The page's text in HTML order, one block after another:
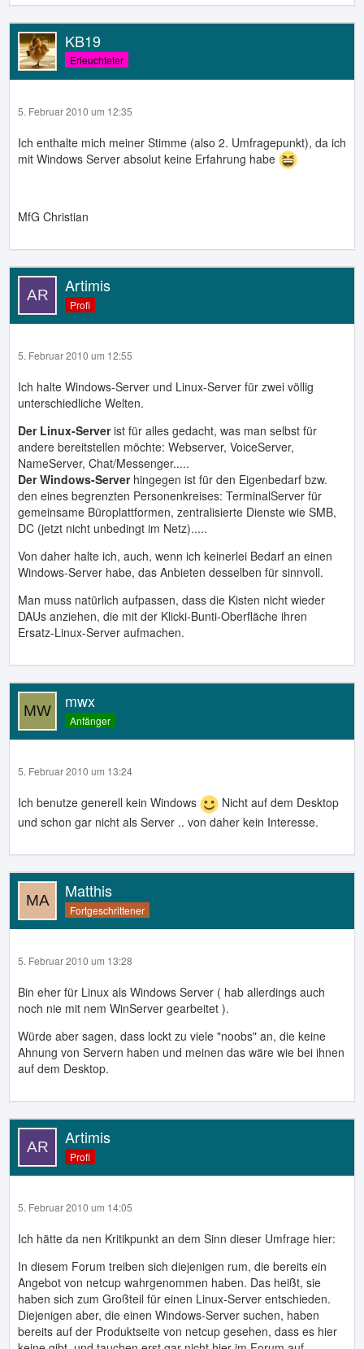
KB19
Erleuchteter
5. Februar 2010 um 12:35
Ich enthalte mich meiner Stimme (also 2. Umfragepunkt), da ich
mit Windows Server absolut keine Erfahrung habe
MfG Christian
Artimis
Profi
5. Februar 2010 um 12:55
Ich halte Windows-Server und Linux-Server für zwei völlig
unterschiedliche Welten.
Der Linux-Serverist für alles gedacht, was man selbst für
andere bereitstellen möchte: Webserver, VoiceServer,
NameServer, Chat/Messenger.....
Der Windows-Server hingegen ist für den Eigenbedarf bzw.
den eines begrenzten Personenkreises: TerminalServer für
gemeinsame Büroplattformen, zentralisierte Dienste wie SMB,
DC (jetzt nicht unbedingt im Netz).....
Von daher halte ich, auch, wenn ich keinerlei Bedarf an einen
Windows-Server habe, das Anbieten desselben für sinnvoll.
Man muss natürlich aufpassen, dass die Kisten nicht wieder
DAUs anziehen, die mit der Klicki-Bunti-Oberfläche ihren
Ersatz-Linux-Server aufmachen.
mwx
Anfänger
5. Februar 2010 um 13:24
Ich benutze generell kein Windows
Nicht auf dem Desktop
und schon gar nicht als Server .. von daher kein Interesse.
Matthis
Fortgeschrittener
5. Februar 2010 um 13:28
Bin eher für Linux als Windows Server ( hab allerdings auch
noch nie mit nem WinServer gearbeitet ).
Würde aber sagen, dass lockt zu viele "noobs" an, die keine
Ahnung von Servern haben und meinen das wäre wie bei ihnen
auf dem Desktop.
Artimis
Profi
5. Februar 2010 um 14:05
Ich hätte da nen Kritikpunkt an dem Sinn dieser Umfrage hier:
In diesem Forum treiben sich diejenigen rum, die bereits ein
Angebot von netcup wahrgenommen haben. Das heißt, sie
haben sich zum Großteil für einen Linux-Server entschieden.
Diejenigen aber, die einen Windows-Server suchen, haben
bereits auf der Produktseite von netcup gesehen, dass es hier